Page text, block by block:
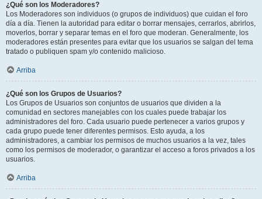
¿Qué son los Moderadores?
Los Moderadores son individuos (o grupos de individuos) que cuidan el foro
día a día. Tienen la autoridad para editar o borrar mensajes, cerrarlos, abrirlos,
moverlos, borrar y separar temas en el foro que moderan. Generalmente, los
moderadores están presentes para evitar que los usuarios se salgan del tema
tratado o publiquen spam y/o contenido malicioso.
Arriba
¿Qué son los Grupos de Usuarios?
Los Grupos de Usuarios son conjuntos de usuarios que dividen a la
comunidad en sectores manejables con los cuales puede trabajar los
administradores del foro. Cada usuario puede pertenecer a varios grupos y
cada grupo puede tener diferentes permisos. Esto ayuda, a los
administradores, a cambiar los permisos de muchos usuarios a la vez, tales
como los permisos de moderador, o garantizar el acceso a foros privados a los
usuarios.
Arriba